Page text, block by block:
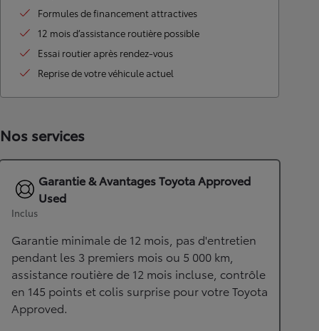
Formules de financement attractives
12 mois d’assistance routière possible
Essai routier après rendez-vous
Reprise de votre véhicule actuel
Nos services
Garantie & Avantages Toyota Approved
Used
Inclus
Garantie minimale de 12 mois, pas d'entretien
pendant les 3 premiers mois ou 5 000 km,
assistance routière de 12 mois incluse, contrôle
en 145 points et colis surprise pour votre Toyota
Approved.